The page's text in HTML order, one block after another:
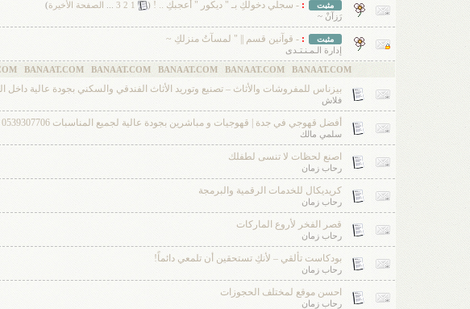
مثبت : - سجلي دخولكِ بـ " ديكور " أعجبكِ .. ! (
1
2
3 الصفحة الأخيرة)
رَزآنْ ~
مثبت : - قوآنين قسم || " لمسآتُ منزلكِ ~
إدارة الـمـنـتـدى
BANAAT.COM
بيزناس للمفروشات والأثاث – تصنيع وتوريد الأثاث الفندقي والسكني بجودة عالية داخل
فلاش
أفضل قهوجي في جدة | قهوجيات و مباشرين بجودة عالية لجميع المناسبات 0539307706
سلمي مالك
اصنع لحظات لا تنسى لطفلك
رحاب زمان
كريديكال للخدمات الرقمية والبرمجة
رحاب زمان
قصر الفخر لأروع الماركات
رحاب زمان
بودكاست تألقي – لأنكِ تستحقين أن تلمعي دائماً!
رحاب زمان
احسن موقع لمختلف الحجوزات
رحاب زمان